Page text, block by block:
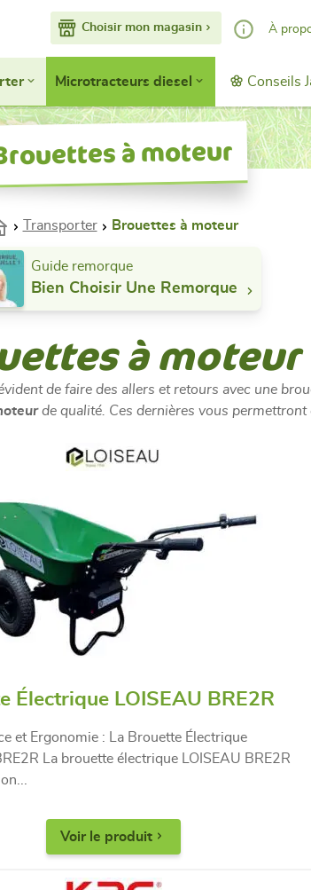
Choisir mon magasin À
Faisons
Devenir
Accès pro
Microtracteurs diesel Conseils
à moteur
Transporter Brouettes à moteur
Guide remorque
Bien Choisir Une Remorque
à moteur
de faire des allers et retours avec une
de qualité. Ces dernières vous permettront
Électrique LOISEAU BRE2R
et Ergonomie : La Brouette Électrique
La brouette électrique LOISEAU BRE2R
Voir le produit